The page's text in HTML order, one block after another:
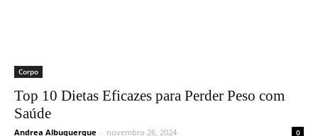
Corpo
Top 10 Dietas Eficazes para Perder Peso com
Saúde
Andrea Albuquerque - novembro 26, 2024 0